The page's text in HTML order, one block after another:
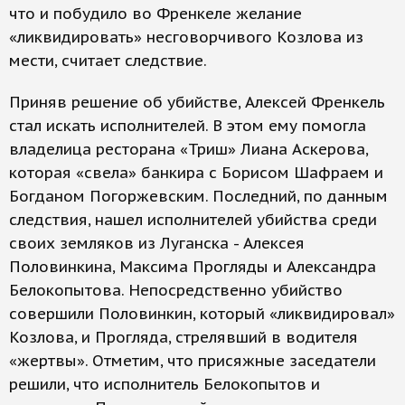
что и побудило во Френкеле желание
«ликвидировать» несговорчивого Козлова из
мести, считает следствие.
Приняв решение об убийстве, Алексей Френкель
стал искать исполнителей. В этом ему помогла
владелица ресторана «Триш» Лиана Аскерова,
которая «свела» банкира с Борисом Шафраем и
Богданом Погоржевским. Последний, по данным
следствия, нашел исполнителей убийства среди
своих земляков из Луганска - Алексея
Половинкина, Максима Прогляды и Александра
Белокопытова. Непосредственно убийство
совершили Половинкин, который «ликвидировал»
Козлова, и Прогляда, стрелявший в водителя
«жертвы». Отметим, что присяжные заседатели
решили, что исполнитель Белокопытов и